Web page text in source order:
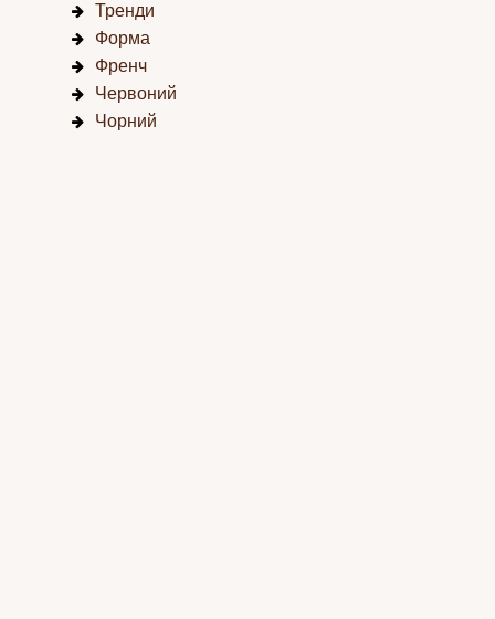
Тренди
Форма
Френч
Червоний
Чорний